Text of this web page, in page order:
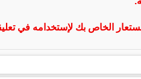
الخاص بك لإستخدامه في